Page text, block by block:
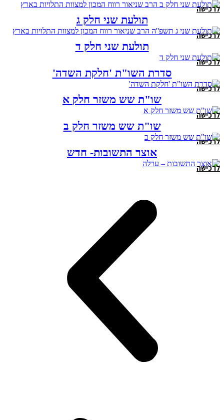
לרכישה
תולעת שני חלק ג
לרכישה
תולעת שני חלק ד
לרכישה
סדרת השו"ת 'חלקת השדה'
לרכישה
שו"ת שש משזר חלק א
לרכישה
שו"ת שש משזר חלק ב
לרכישה
אוצר התשובות- חדש
לרכישה